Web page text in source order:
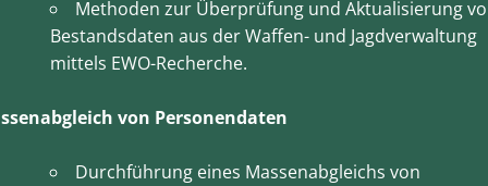
Methoden zur Überprüfung und Aktualisierung
Bestandsdaten aus der Waffen- und Jagdverwaltung
mittels EWO-Recherche.
von Personendaten
Durchführung eines Massenabgleichs von